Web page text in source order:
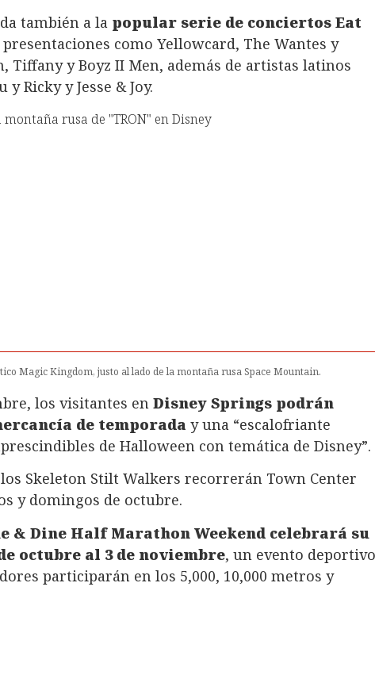
también a la popular serie de conciertos Eat
como Yellowcard, The Wantes y
Tiffany y Boyz II Men, además de artistas latinos
Ricky y Jesse & Joy.
Magic Kingdom, justo al lado de la montaña rusa Space Mountain.
los visitantes en Disney Springs podrán
de temporada y una “escalofriante
de Halloween con temática de Disney”.
Skeleton Stilt Walkers recorrerán Town Center
y domingos de octubre.
& Dine Half Marathon Weekend celebrará su
octubre al 3 de noviembre, un evento deportivo
participarán en los 5,000, 10,000 metros y